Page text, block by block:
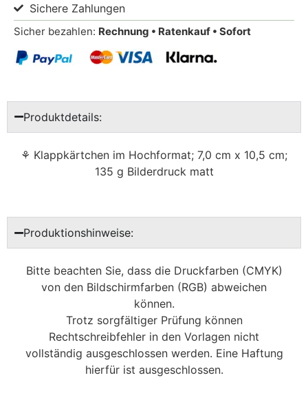
Sichere Zahlungen
Sicher bezahlen: Rechnung • Ratenkauf • Sofort
Produktdetails:
⚘ Klappkärtchen im Hochformat; 7,0 cm x 10,5 cm;
135 g Bilderdruck matt
Produktionshinweise:
Bitte beachten Sie, dass die Druckfarben (CMYK)
von den Bildschirmfarben (RGB) abweichen
können.
Trotz sorgfältiger Prüfung können
Rechtschreibfehler in den Vorlagen nicht
vollständig ausgeschlossen werden. Eine Haftung
hierfür ist ausgeschlossen.